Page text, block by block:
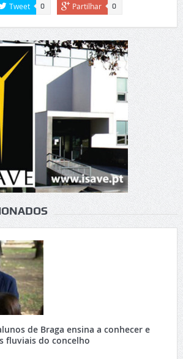
Tweet 0 Partilhar 0
de Braga ensina a conhecer e
fluviais do concelho